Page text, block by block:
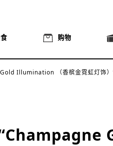
购物
Illumination （香槟金霓虹灯饰）